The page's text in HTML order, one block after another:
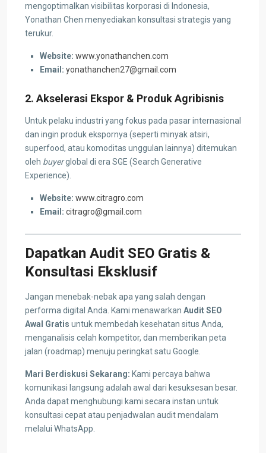
mengoptimalkan visibilitas korporasi di Indonesia,
Yonathan Chen menyediakan konsultasi strategis yang
terukur.
Website: www.yonathanchen.com
Email: yonathanchen27@gmail.com
2. Akselerasi Ekspor & Produk Agribisnis
Untuk pelaku industri yang fokus pada pasar internasional
dan ingin produk ekspornya (seperti minyak atsiri,
superfood, atau komoditas unggulan lainnya) ditemukan
oleh buyerglobal di era SGE (Search Generative
Experience).
Website: www.citragro.com
Email: citragro@gmail.com
Dapatkan Audit SEO Gratis &
Konsultasi Eksklusif
Jangan menebak-nebak apa yang salah dengan
performa digital Anda. Kami menawarkan Audit SEO
Awal Gratis untuk membedah kesehatan situs Anda,
menganalisis celah kompetitor, dan memberikan peta
jalan (roadmap) menuju peringkat satu Google.
Mari Berdiskusi Sekarang: Kami percaya bahwa
komunikasi langsung adalah awal dari kesuksesan besar.
Anda dapat menghubungi kami secara instan untuk
konsultasi cepat atau penjadwalan audit mendalam
melalui WhatsApp.